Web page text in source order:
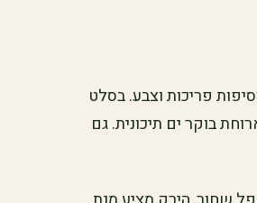
פריכות וצבע. בסלט
בוקר ים תיכונית. גם